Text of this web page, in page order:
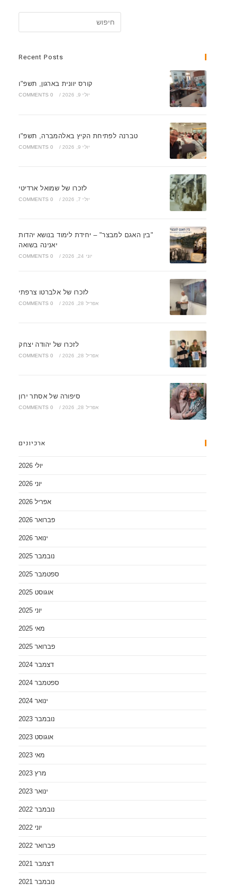
Recent Posts
קורס יוונית בארגון, תשפ"ו
יולי 9, 2026 /
0 COMMENTS
טברנה לפתיחת הקיץ באלהמברה, תשפ"ו
יולי 9, 2026 /
0 COMMENTS
לזכרו של שמואל ארדיטי
יולי 7, 2026 /
0 COMMENTS
"בין האגם למבצר" – יחידת לימוד בנושא יהדות
יאנינה בשואה
יוני 24, 2026 /
0 COMMENTS
לזכרו של אלברטו צרפתי
אפריל 28, 2026 /
0 COMMENTS
לזכרו של יהודה יצחק
אפריל 28, 2026 /
0 COMMENTS
סיפורה של אסתר ירון
אפריל 28, 2026 /
0 COMMENTS
ארכיונים
יולי 2026
יוני 2026
אפריל 2026
פברואר 2026
ינואר 2026
נובמבר 2025
ספטמבר 2025
אוגוסט 2025
יוני 2025
מאי 2025
פברואר 2025
דצמבר 2024
ספטמבר 2024
ינואר 2024
נובמבר 2023
אוגוסט 2023
מאי 2023
מרץ 2023
ינואר 2023
נובמבר 2022
יוני 2022
פברואר 2022
דצמבר 2021
נובמבר 2021